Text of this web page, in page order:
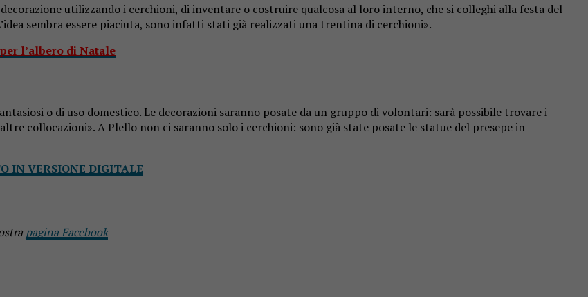
utilizzando i cerchioni, di inventare o costruire qualcosa al loro interno, che si colleghi alla festa del
sembra essere piaciuta, sono infatti stati già realizzati una trentina di cerchioni».
l’albero di Natale
o di uso domestico. Le decorazioni saranno posate da un gruppo di volontari: sarà possibile trovare i
collocazioni». A Plello non ci saranno solo i cerchioni: sono già state posate le statue del presepe in
IN VERSIONE DIGITALE
pagina Facebook